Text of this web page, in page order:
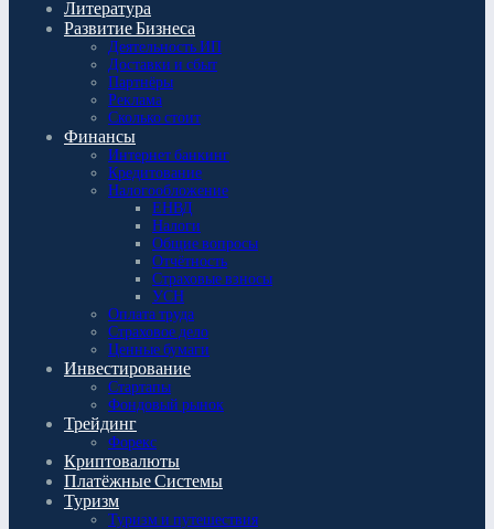
Литература
Развитие Бизнеса
Деятельность ИП
Доставки и сбыт
Партнёры
Реклама
Сколько стоит
Финансы
Интернет банкинг
Кредитование
Налогообложение
ЕНВД
Налоги
Общие вопросы
Отчётность
Страховые взносы
УСН
Оплата труда
Страховое дело
Ценные бумаги
Инвестирование
Стартапы
Фондовый рынок
Трейдинг
Форекс
Криптовалюты
Платёжные Системы
Туризм
Туризм и путешествия